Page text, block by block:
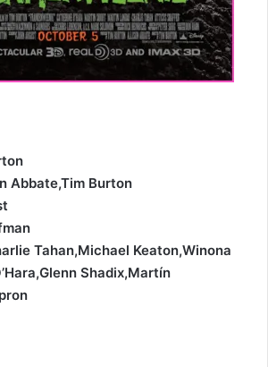
Abbate,Tim Burton
Tahan,Michael Keaton,Winona
Shadix,Martín